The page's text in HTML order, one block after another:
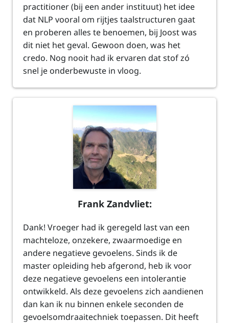
practitioner (bij een ander instituut) het idee
dat NLP vooral om rijtjes taalstructuren gaat
en proberen alles te benoemen, bij Joost was
dit niet het geval. Gewoon doen, was het
credo. Nog nooit had ik ervaren dat stof zó
snel je onderbewuste in vloog.
Frank Zandvliet:
Dank! Vroeger had ik geregeld last van een
machteloze, onzekere, zwaarmoedige en
andere negatieve gevoelens. Sinds ik de
master opleiding heb afgerond, heb ik voor
deze negatieve gevoelens een intolerantie
ontwikkeld. Als deze gevoelens zich aandienen
dan kan ik nu binnen enkele seconden de
gevoelsomdraaitechniek toepassen. Dit heeft